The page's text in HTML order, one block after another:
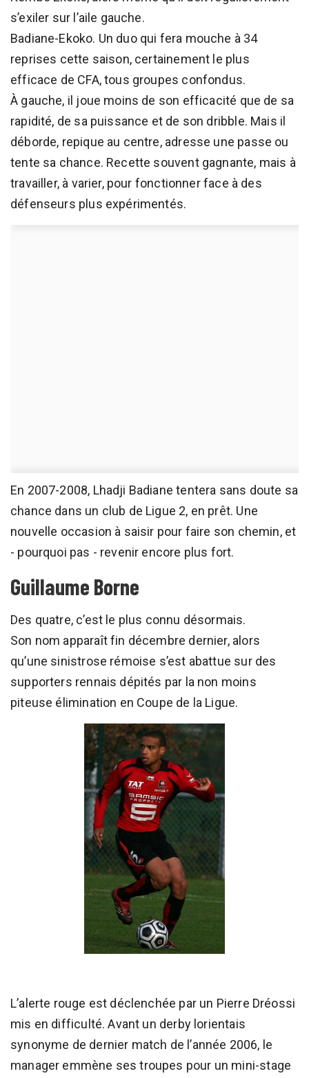
s’exiler sur l’aile gauche.
Badiane-Ekoko. Un duo qui fera mouche à 34
reprises cette saison, certainement le plus
efficace de CFA, tous groupes confondus.
À gauche, il joue moins de son efficacité que de sa
rapidité, de sa puissance et de son dribble. Mais il
déborde, repique au centre, adresse une passe ou
tente sa chance. Recette souvent gagnante, mais à
travailler, à varier, pour fonctionner face à des
défenseurs plus expérimentés.
En 2007-2008, Lhadji Badiane tentera sans doute sa
chance dans un club de Ligue 2, en prêt. Une
nouvelle occasion à saisir pour faire son chemin, et
- pourquoi pas - revenir encore plus fort.
Guillaume Borne
Des quatre, c’est le plus connu désormais.
Son nom apparaît fin décembre dernier, alors
qu’une sinistrose rémoise s’est abattue sur des
supporters rennais dépités par la non moins
piteuse élimination en Coupe de la Ligue.
L’alerte rouge est déclenchée par un Pierre Dréossi
mis en difficulté. Avant un derby lorientais
synonyme de dernier match de l’année 2006, le
manager emmène ses troupes pour un mini-stage